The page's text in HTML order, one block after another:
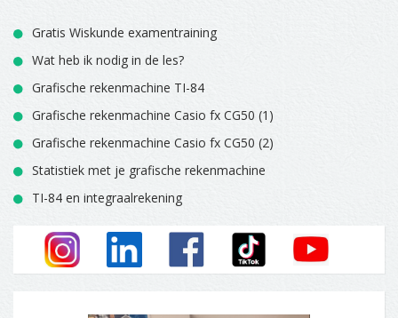
Gratis Wiskunde examentraining
Wat heb ik nodig in de les?
Grafische rekenmachine TI-84
Grafische rekenmachine Casio fx CG50 (1)
Grafische rekenmachine Casio fx CG50 (2)
Statistiek met je grafische rekenmachine
TI-84 en integraalrekening